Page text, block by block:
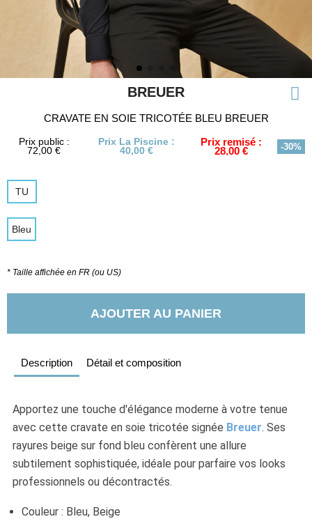
BREUER
CRAVATE EN SOIE TRICOTÉE BLEU BREUER
Prix public :
72,00 €
Prix La Piscine :
40,00 €
Prix remisé :
28,00 € -30%
TU
Bleu
* Taille affichée en FR (ou US)
AJOUTER AU PANIER
Description Détail et composition
Apportez une touche d'élégance moderne à votre tenue
avec cette cravate en soie tricotée signée Breuer. Ses
rayures beige sur fond bleu confèrent une allure
subtilement sophistiquée, idéale pour parfaire vos looks
professionnels ou décontractés.
Couleur : Bleu, Beige